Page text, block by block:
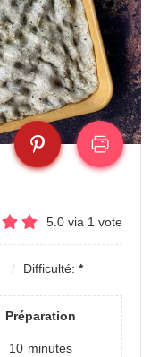
5.0 via 1 vote
Difficulté: *
Préparation
10 minutes